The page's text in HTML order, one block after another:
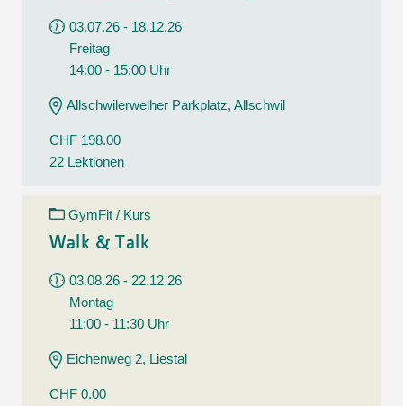
03.07.26 - 18.12.26
Freitag
14:00 - 15:00 Uhr
Allschwilerweiher Parkplatz, Allschwil
CHF 198.00
22 Lektionen
GymFit / Kurs
Walk & Talk
03.08.26 - 22.12.26
Montag
11:00 - 11:30 Uhr
Eichenweg 2, Liestal
CHF 0.00